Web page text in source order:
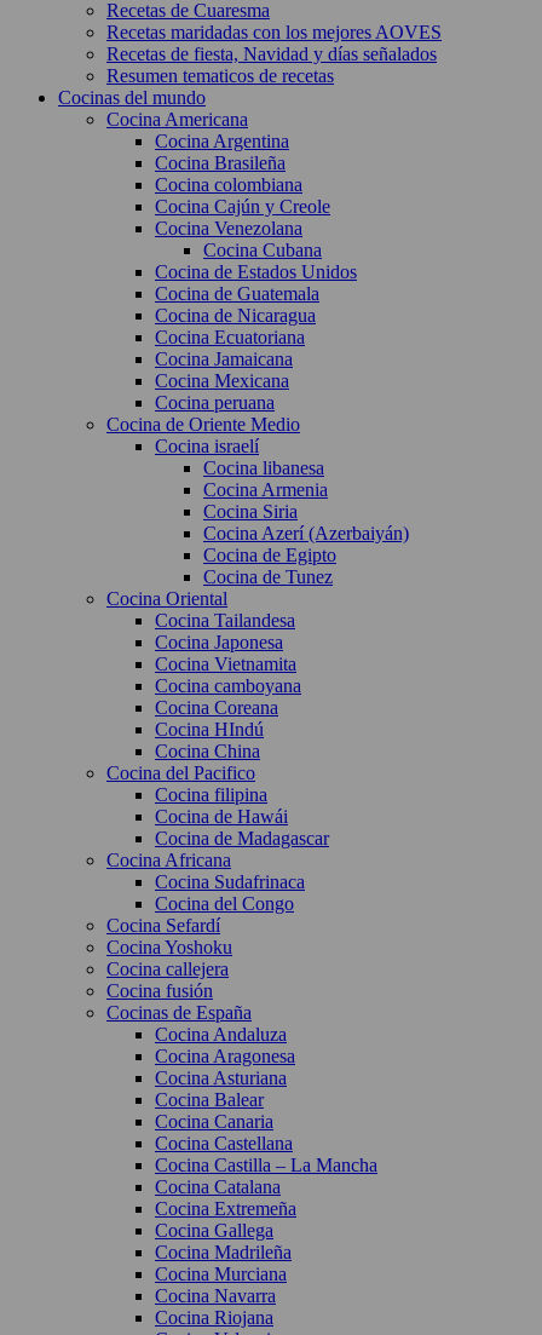
Recetas de Cuaresma
Recetas maridadas con los mejores AOVES
Recetas de fiesta, Navidad y días señalados
Resumen tematicos de recetas
Cocinas del mundo
Cocina Americana
Cocina Argentina
Cocina Brasileña
Cocina colombiana
Cocina Cajún y Creole
Cocina Venezolana
Cocina Cubana
Cocina de Estados Unidos
Cocina de Guatemala
Cocina de Nicaragua
Cocina Ecuatoriana
Cocina Jamaicana
Cocina Mexicana
Cocina peruana
Cocina de Oriente Medio
Cocina israelí
Cocina libanesa
Cocina Armenia
Cocina Siria
Cocina Azerí (Azerbaiyán)
Cocina de Egipto
Cocina de Tunez
Cocina Oriental
Cocina Tailandesa
Cocina Japonesa
Cocina Vietnamita
Cocina camboyana
Cocina Coreana
Cocina HIndú
Cocina China
Cocina del Pacifico
Cocina filipina
Cocina de Hawái
Cocina de Madagascar
Cocina Africana
Cocina Sudafrinaca
Cocina del Congo
Cocina Sefardí
Cocina Yoshoku
Cocina callejera
Cocina fusión
Cocinas de España
Cocina Andaluza
Cocina Aragonesa
Cocina Asturiana
Cocina Balear
Cocina Canaria
Cocina Castellana
Cocina Castilla – La Mancha
Cocina Catalana
Cocina Extremeña
Cocina Gallega
Cocina Madrileña
Cocina Murciana
Cocina Navarra
Cocina Riojana